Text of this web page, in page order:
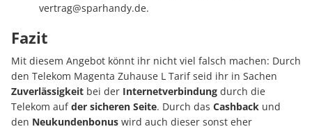
vertrag@sparhandy.de.
Fazit
Mit diesem Angebot könnt ihr nicht viel falsch machen: Durch
den Telekom Magenta Zuhause L Tarif seid ihr in Sachen
Zuverlässigkeit bei der Internetverbindung durch die
Telekom aufder sicheren Seite. Durch das Cashback und
den Neukundenbonus wird auch dieser sonst eher